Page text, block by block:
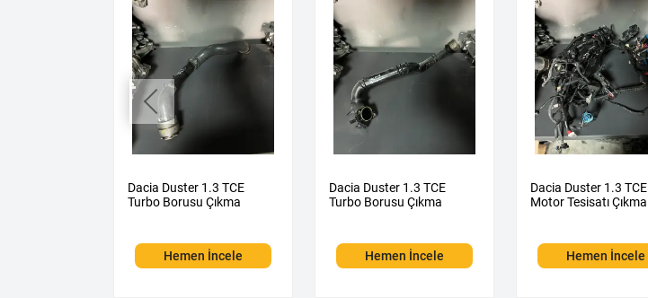
Dacia Duster 1.3 TCE
Turbo Borusu Çıkma
Hemen İncele
Dacia Duster 1.3 TCE
Turbo Borusu Çıkma
Hemen İncele
Dacia Duster 1.3 TCE
Motor Tesisatı Çıkma
Hemen İncele